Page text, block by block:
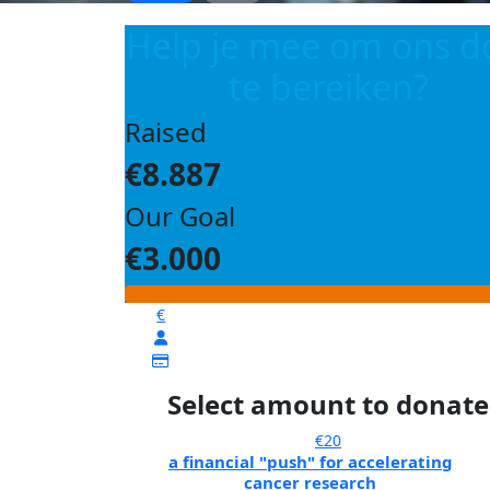
Raised
€8.887
Our Goal
€3.000
€
Select amount to donate
€20
a financial "push" for accelerating
cancer research